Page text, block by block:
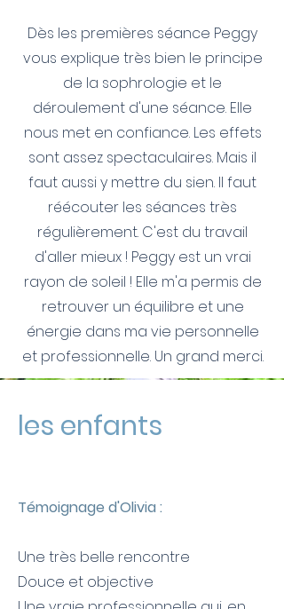
Dès les premières séance Peggy
vous explique très bien le principe
de la sophrologie et le
déroulement d'une séance. Elle
nous met en confiance. Les effets
sont assez spectaculaires. Mais il
faut aussi y mettre du sien. Il faut
réécouter les séances très
régulièrement. C'est du travail
d'aller mieux ! Peggy est un vrai
rayon de soleil ! Elle m'a permis de
retrouver un équilibre et une
énergie dans ma vie personnelle
et professionnelle. Un grand merci.
les enfants
Témoignage d'Olivia :
Une très belle rencontre
Douce et objective